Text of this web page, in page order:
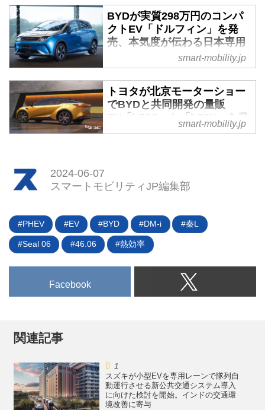
でテスラを抜き、ついに世界ナン
バーワンのEVメーカーとなった
BYDから、次の矢が放たれた。ア
ット3（ATTO3／中国名Yuan
PLUS）よりもひと回り小ぶりの
ーバーSUV、「Yuan UP」の公式
画像が中国国内向けにWeiboで公
開されたのだ。価格を含めた詳細
は正式発売となる本年3月を待つ
動向が注目を浴びている。
BYDが実質298万円のコンパ
クトEV「ドルフィン」を発
売、本気度が伝わる日本専用
装備も - スマートモビリティ
JP
2023年9月20日、BYDは日本導入
第二弾となるコンパクトEV「ド
ルフィン」の発売を開始した。実
質300万円を切る車両価格、低車
smart-mobility.jp
トヨタが北京モーターショー
でBYDと共同開発の量販
EV「bZ3C」と「bZ3X」を発
表 - スマートモビリティJP
販モデルで世界初公開となる。ト
るEVの共同開発をしていたが、
それがさらに進んでいることが明
らかになった形だ。（タイトル写
smart-mobility.jp
2024-06-07
スマートモビリティJP編集部
PHEV EV BYD DM-i 秦L
Seal 06 46.06 熱効率
Facebook
関連記事
スズキが小型EVを専用レーンで隊列自
動運行させる新公共交通システム導入
に向けた検討を開始。インドの交通環
境改善に寄与